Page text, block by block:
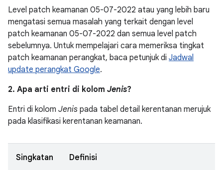
Level patch keamanan 05-07-2022 atau yang lebih baru
mengatasi semua masalah yang terkait dengan level
patch keamanan 05-07-2022 dan semua level patch
sebelumnya. Untuk mempelajari cara memeriksa tingkat
patch keamanan perangkat, baca petunjuk di Jadwal
update perangkat Google.
2. Apa arti entri di kolom Jenis?
Entri di kolom Jenis pada tabel detail kerentanan merujuk
pada klasifikasi kerentanan keamanan.
Singkatan Definisi